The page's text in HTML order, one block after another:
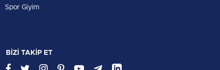
Spor Giyim
BİZİ TAKİP ET